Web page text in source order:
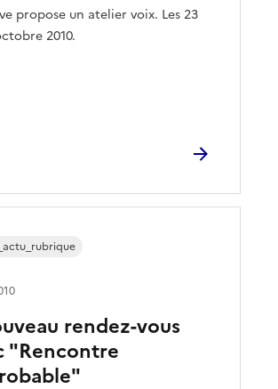
propose un atelier voix. Les 23
2010.
rendez-vous
"Rencontre